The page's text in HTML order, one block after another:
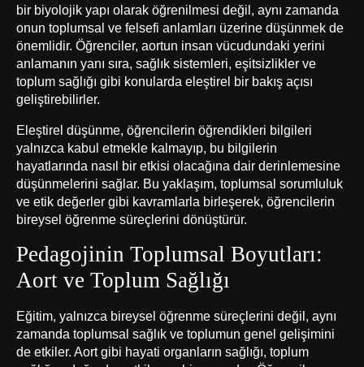
bir biyolojik yapı olarak öğrenilmesi değil, aynı zamanda
onun toplumsal ve felsefi anlamları üzerine düşünmek de
önemlidir. Öğrenciler, aortun insan vücudundaki yerini
anlamanın yanı sıra, sağlık sistemleri, eşitsizlikler ve
toplum sağlığı gibi konularda eleştirel bir bakış açısı
geliştirebilirler.
Eleştirel düşünme, öğrencilerin öğrendikleri bilgileri
yalnızca kabul etmekle kalmayıp, bu bilgilerin
hayatlarında nasıl bir etkisi olacağına dair derinlemesine
düşünmelerini sağlar. Bu yaklaşım, toplumsal sorumluluk
ve etik değerler gibi kavramlarla birleşerek, öğrencilerin
bireysel öğrenme süreçlerini dönüştürür.
Pedagojinin Toplumsal Boyutları:
Aort ve Toplum Sağlığı
Eğitim, yalnızca bireysel öğrenme süreçlerini değil, aynı
zamanda toplumsal sağlık ve toplumun genel gelişimini
de etkiler. Aort gibi hayati organların sağlığı, toplum